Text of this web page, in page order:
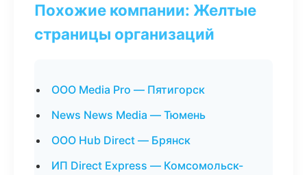
Похожие компании: Желтые
страницы организаций
ООО Media Pro — Пятигорск
News News Media — Тюмень
ООО Hub Direct — Брянск
ИП Direct Express — Комсомольск-